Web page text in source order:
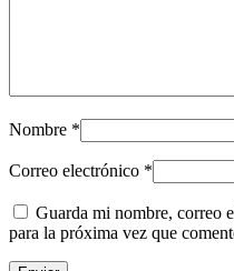
Nombre *
Correo electrónico *
Guarda mi nombre, correo
para la próxima vez que